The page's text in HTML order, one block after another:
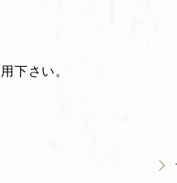
下さい。